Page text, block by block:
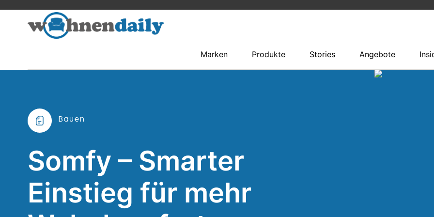
Marken Produkte Stories Angebote
Bauen
Somfy – Smarter
Einstieg für mehr